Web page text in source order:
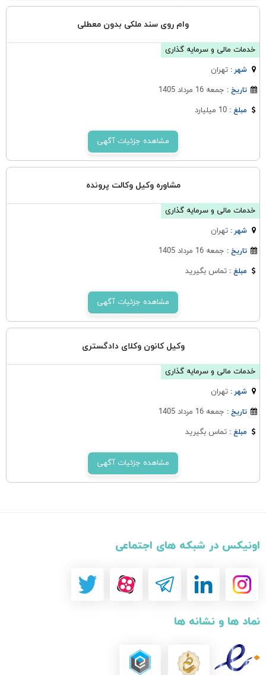
وام روی سند ملکی بدون معطلی
خدمات مالی و سرمایه گذاری
شهر :تهران
تاریخ : جمعه 16 مرداد 1405
مبلغ :10 میلیارد
مشاهده جزئیات آگهی
مشاوره وکیل وکالت پرونده
خدمات مالی و سرمایه گذاری
شهر :تهران
تاریخ : جمعه 16 مرداد 1405
مبلغ :تماس بگیرید
مشاهده جزئیات آگهی
وکیل کانون وکلای دادگستری
خدمات مالی و سرمایه گذاری
شهر :تهران
تاریخ : جمعه 16 مرداد 1405
مبلغ :تماس بگیرید
مشاهده جزئیات آگهی
اونیکس در شبکه های اجتماعی
نماد ها و نشانه ها